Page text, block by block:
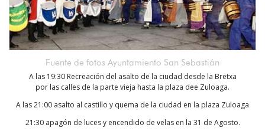
Fuente de fotos Ayuntamiento San Sebastián
A las 19:30 Recreación del asalto de la ciudad desde la Bretxa
por las calles de la parte vieja hasta la plaza dee Zuloaga.
A las 21:00 asalto al castillo y quema de la ciudad en la plaza Zuloaga
21:30 apagón de luces y encendido de velas en la 31 de Agosto.